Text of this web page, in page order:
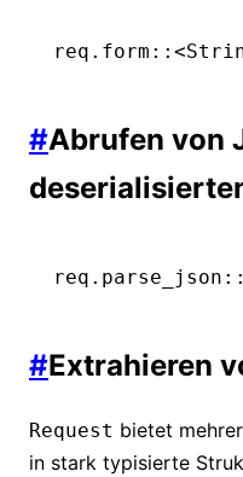
req . form :: <
#Abrufen von
req . parse_json ::
#Extrahieren
Request bietet
in stark typisierte